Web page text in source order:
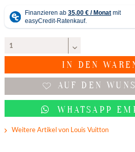
IN DEN
AUF DEN
WHATSAPP
Weitere Artikel von Louis Vuitton